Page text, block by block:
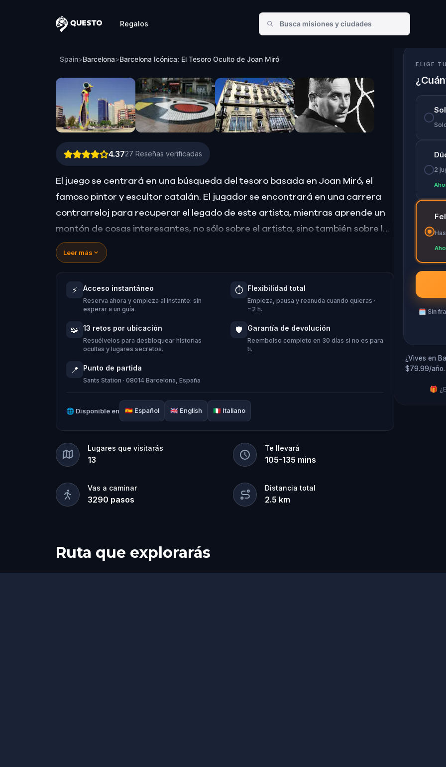
Questo
Regalos
Barcelona Icónica: El Tesoro Oculto de Joan Miró
Spain>Barcelona>Barcelona Icónica: El Tesoro Oculto de Joan Miró
4.3727 Reseñas verificadas
El juego se centrará en una búsqueda del tesoro basada en Joan Miró, el
famoso pintor y escultor catalán. El jugador se encontrará en una carrera
contrarreloj para recuperar el legado de este artista, mientras aprende un
montón de cosas interesantes, no sólo sobre el artista, sino también sobre la
ciudad.
Leer más
⚡ Acceso instantáneo
Reserva ahora y empieza al instante: sin
esperar a un guía.
⏱️ Flexibilidad total
Empieza, pausa y reanuda cuando quieras ·
~2 h.
🧩 13 retos por ubicación
Resuélvelos para desbloquear historias
ocultas y lugares secretos.
🛡️ Garantía de devolución
Reembolso completo en 30 días si no es para
ti.
📍 Punto de partida
Sants Station · 08014 Barcelona, España
🌐 Disponible en 🇪🇸 Español 🇬🇧 English 🇮🇹 Italiano
Lugares que visitarás
13
Te llevará
105-135 mins
Vas a caminar
3290 pasos
Distancia total
2.5 km
ELIGE
2
🗓 Sin
¿Vives en
$79.99/año.
🎁
Ruta que explorarás